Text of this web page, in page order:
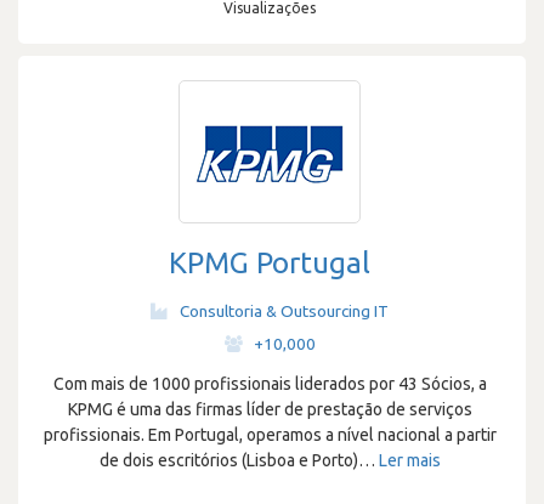
Visualizações
KPMG Portugal
Consultoria & Outsourcing IT
+10,000
Com mais de 1000 profissionais liderados por 43 Sócios, a
KPMG é uma das firmas líder de prestação de serviços
profissionais. Em Portugal, operamos a nível nacional a partir
de dois escritórios (Lisboa e Porto)… Ler mais